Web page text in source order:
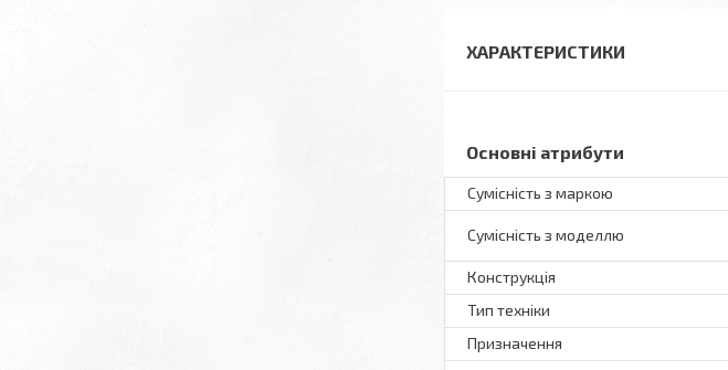
ХАРАКТЕРИСТИКИ
Основні атрибути
Сумісність з маркою
Сумісність з моделлю
Конструкція
Тип техніки
Призначення